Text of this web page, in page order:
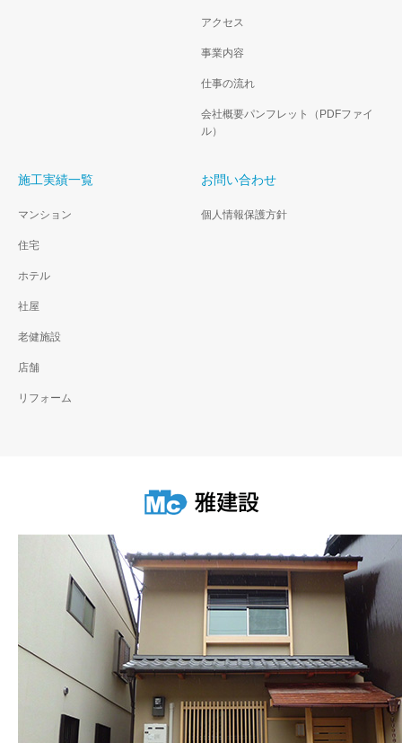
アクセス
事業内容
仕事の流れ
会社概要パンフレット（PDFファイ
ル）
施工実績一覧
マンション
住宅
ホテル
社屋
老健施設
店舗
リフォーム
お問い合わせ
個人情報保護方針